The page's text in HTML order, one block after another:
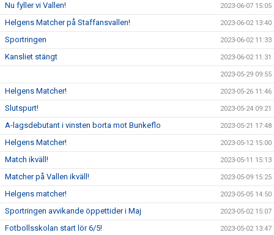
Nu fyller vi Vallen! 2023-06-07 15:05
Helgens Matcher på Staffansvallen! 2023-06-02 13:40
Sportringen 2023-06-02 11:33
Kansliet stängt 2023-06-02 11:31
2023-05-29 09:55
Helgens Matcher! 2023-05-26 11:46
Slutspurt! 2023-05-24 09:21
A-lagsdebutant i vinsten borta mot Bunkeflo 2023-05-21 17:48
Helgens Matcher! 2023-05-12 15:00
Match ikväll! 2023-05-11 15:13
Matcher på Vallen ikväll! 2023-05-09 15:25
Helgens matcher! 2023-05-05 14:50
Sportringen avvikande öppettider i Maj 2023-05-02 15:07
Fotbollsskolan start lör 6/5! 2023-05-02 13:47